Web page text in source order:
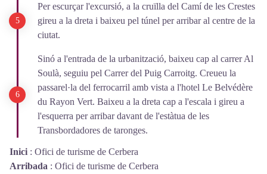
Per escurçar l'excursió, a la cruïlla del Camí de les Crestes
gireu a la dreta i baixeu pel túnel per arribar al centre de la
ciutat.
Sinó a l'entrada de la urbanització, baixeu cap al carrer Al
Soulà, seguiu pel Carrer del Puig Carroitg. Creueu la
passarel·la del ferrocarril amb vista a l'hotel Le Belvédère
du Rayon Vert. Baixeu a la dreta cap a l'escala i gireu a
l'esquerra per arribar davant de l'estàtua de les
Transbordadores de taronges.
Inici : Ofici de turisme de Cerbera
Arribada : Ofici de turisme de Cerbera